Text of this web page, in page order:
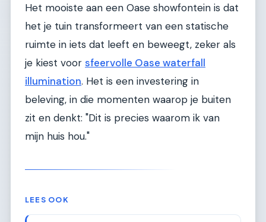
Het mooiste aan een Oase showfontein is dat
het je tuin transformeert van een statische
ruimte in iets dat leeft en beweegt, zeker als
je kiest voor sfeervolle Oase waterfall
illumination. Het is een investering in
beleving, in die momenten waarop je buiten
zit en denkt: "Dit is precies waarom ik van
mijn huis hou."
LEES OOK